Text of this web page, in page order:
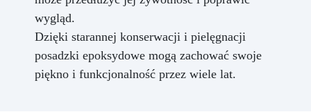
wygląd.
Dzięki starannej konserwacji i pielęgnacji
posadzki epoksydowe mogą zachować swoje
piękno i funkcjonalność przez wiele lat.